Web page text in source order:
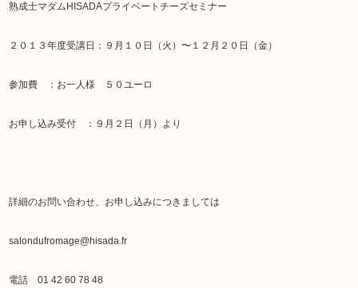
熟成士マダムHISADAプライベートチーズセミナー
２０１３年度受講日：９月１０日（火）〜１２月２０日（金）
参加費 ：お一人様 ５０ユーロ
お申し込み受付 ：９月２日（月）より
詳細のお問い合わせ、お申し込みにつきましては
salondufromage@hisada.fr
電話 01 42 60 78 48